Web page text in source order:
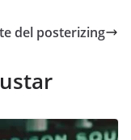
del posterizing